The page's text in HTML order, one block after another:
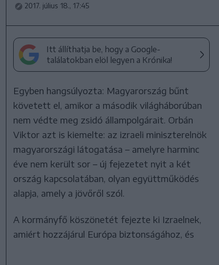
2017. július 18., 17:45
Itt állíthatja be, hogy a Google-
találatokban elöl legyen a Krónika!
Egyben hangsúlyozta: Magyarország bűnt
követett el, amikor a második világháborúban
nem védte meg zsidó állampolgárait. Orbán
Viktor azt is kiemelte: az izraeli miniszterelnök
magyarországi látogatása – amelyre harminc
éve nem került sor – új fejezetet nyit a két
ország kapcsolatában, olyan együttműködés
alapja, amely a jövőről szól.
A kormányfő köszönetét fejezte ki Izraelnek,
amiért hozzájárul Európa biztonságához, és